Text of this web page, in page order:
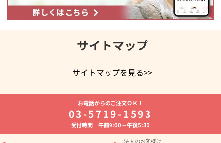
サイトマップ
サイトマップを見る>>
よく贈られる花
お祝いの花特集
誕生日フラワーギフト特集
8月の誕生花(トルコキキョウ)
開店・開業祝い
お供え・お悔やみ お供え・お悔やみの花
通夜・葬儀に贈る花 胡蝶蘭・花鉢
ーブドフラワー
季節のイベント
ひまわり ギフト・プレゼント
お電話からのご注文ＯＫ！
03-5719-1593
受付時間 午前9:00～午後5:30
法人のお客様は